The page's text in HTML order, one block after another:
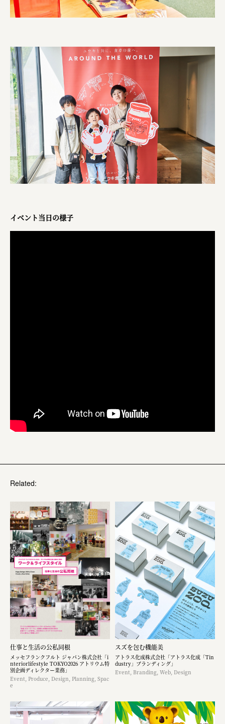
イベント当日の様子
Related:
仕事と生活の公私同根
メッセフランクフルト ジャパン株式会社「i
nteriorlifestyle TOKYO2026 アトリウム特
別企画ディレクター業務」
Event, Produce, Design, Planning, Spac
e
スズを包む機能美
アトラス化成株式会社「アトラス化成「Tin
dustry」ブランディング」
Event, Branding, Web, Design